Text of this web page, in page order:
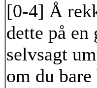
[0-4] Å
dette på en
selvsagt
om du